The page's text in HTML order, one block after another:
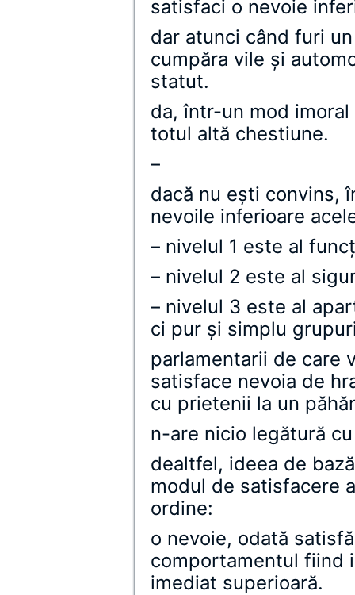
satisfaci o nevoie
dar atunci când furi
cumpăra vile şi
statut.
da, într-un mod
totul altă chestiune.
–
dacă nu eşti convins,
nevoile inferioare
– nivelul 1 este al
– nivelul 2 este al
– nivelul 3 este al
ci pur şi simplu
parlamentarii de care
satisface nevoia de
cu prietenii la un
n-are nicio legătură
dealtfel, ideea de
modul de satisfacere
ordine:
o nevoie, odată
comportamentul fiind
imediat superioară.